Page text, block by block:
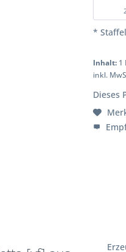
*
Inhalt: 1
inkl.
Dieses